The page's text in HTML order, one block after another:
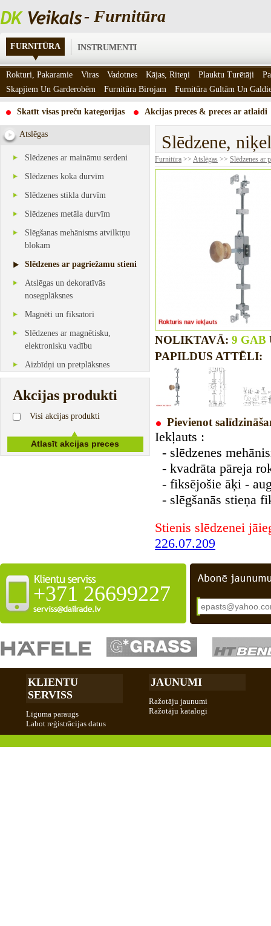
- Furnitūra
FURNITŪRA INSTRUMENTI
Skatīt visas preču kategorijas Akcijas preces & preces ar atlaidi
Atslēgas
Slēdzenes ar maināmu serdeni
Slēdzenes koka durvīm
Slēdzenes stikla durvīm
Slēdzenes metāla durvīm
Slēgšanas mehānisms atvilktņu
blokam
Slēdzenes ar pagriežamu stieni
Atslēgas un dekoratīvās
nosegplāksnes
Magnēti un fiksatori
Slēdzenes ar magnētisku,
elektronisku vadību
Aizbīdņi un pretplāksnes
Akcijas produkti
Visi akcijas produkti
Slēdzene,
Furnitūra >> Atslēgas >> Slēdzenes ar
NOLIKTAVĀ: 9 GAB
PAPILDUS ATTĒLI:
Pievienot
Iekļauts :
- slēdzenes
- kvadrāta pāreja
- fiksējošie āķi -
- slēgšanās stieņa
Stienis slēdzenei
226.07.209
+371 26699227
Rokturi, Pakaramie Viras Vadotnes Kājas, Riteņi Plauktu Turētāji
Skapjiem Un Garderobēm
Furnitūra Birojam Furnitūra Gultām Un
KLIENTU
SERVISS
Līguma paraugs
Labot reģistrācijas datus
JAUNUMI
Ražotāju jaunumi
Ražotāju katalogi